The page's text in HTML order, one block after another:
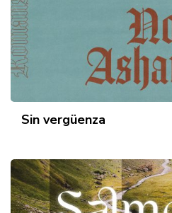
Sin vergüenza